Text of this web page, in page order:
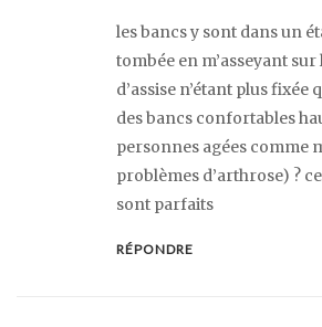
les bancs y sont dans un
tombée en m’asseyant sur
d’assise n’étant plus
des bancs confortables
personnes agées comme
problèmes d’arthrose) ?
sont parfaits
RÉPONDRE